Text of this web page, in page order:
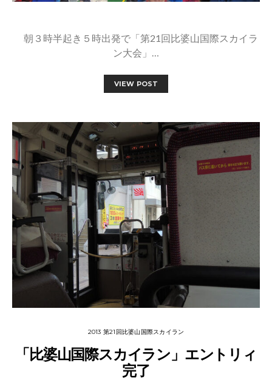
朝３時半起き５時出発で「第21回比婆山国際スカイラ
ン大会」…
VIEW POST
2013 第21回比婆山国際スカイラン
「比婆山国際スカイラン」エントリィ
完了